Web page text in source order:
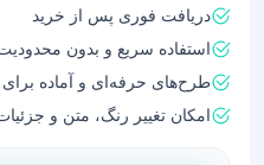
دریافت فوری پس از خرید
استفاده سریع و بدون
طرح‌های حرفه‌ای و آماده
امکان تغییر رنگ، متن و